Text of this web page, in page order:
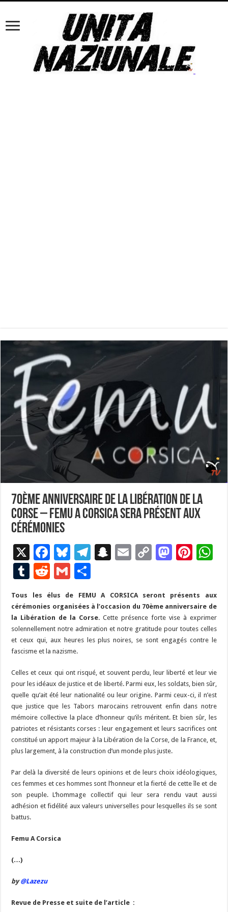
70ème anniversaire de la libération de la
Corse – Femu A Corsica sera présent aux
cérémonies
X
F
ac
e
b
o
o
k
Bl
u
es
ky
T
gr
a
m
S
p
c
h
E
l
C
y
Li
n
M
d
o
n
Pi
es
t
p
p
T
u
m
bl
r
R
e
d
di
t
G
ai
l
ta
g
er
Tous les élus de FEMU A CORSICA seront présents aux
cérémonies organisées à l’occasion du 70ème anniversaire de
la Libération de la Corse. Cette présence forte vise à exprimer
solennellement notre admiration et notre gratitude pour toutes celles
et ceux qui, aux heures les plus noires, se sont engagés contre le
fascisme et la nazisme.
Celles et ceux qui ont risqué, et souvent perdu, leur liberté et leur vie
pour les idéaux de justice et de liberté. Parmi eux, les soldats, bien sûr,
quelle qu’ait été leur nationalité ou leur origine. Parmi ceux-ci, il n’est
que justice que les Tabors marocains retrouvent enfin dans notre
mémoire collective la place d’honneur qu’ils méritent. Et bien sûr, les
patriotes et résistants corses : leur engagement et leurs sacrifices ont
constitué un apport majeur à la Libération de la Corse, de la France, et,
plus largement, à la construction d’un monde plus juste.
Par delà la diversité de leurs opinions et de leurs choix idéologiques,
ces femmes et ces hommes sont l’honneur et la fierté de cette île et de
son peuple. L’hommage collectif qui leur sera rendu vaut aussi
adhésion et fidélité aux valeurs universelles pour lesquelles ils se sont
battus.
Femu A Corsica
(…)
by@Lazezu
Revue de Presse et suite de l’article :